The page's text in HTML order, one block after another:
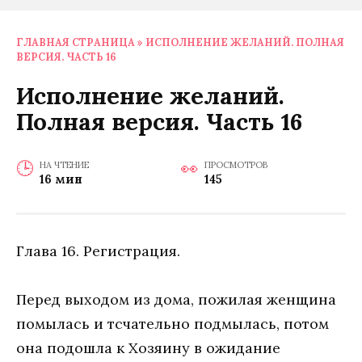
ГЛАВНАЯ СТРАНИЦА » ИСПОЛНЕНИЕ ЖЕЛАНИЙ. ПОЛНАЯ
ВЕРСИЯ. ЧАСТЬ 16
Исполнение желаний.
Полная версия. Часть 16
НА ЧТЕНИЕ
16 мин
ПРОСМОТРОВ
145
Глава 16. Регистрация.
Перед выходом из дома, пожилая женщина
помылась и тсчательно подмылась, потом
она подошла к Хозяину в ожидание